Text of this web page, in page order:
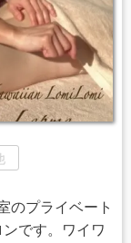
のプライベート
です。ワイワ